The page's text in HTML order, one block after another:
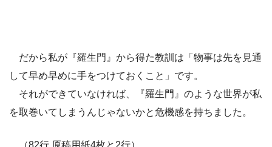
だから私が『羅生門』から得た教訓は「物事は先を見通
して早め早めに手をつけておくこと」です。
それができていなければ、『羅生門』のような世界が私
を取巻いてしまうんじゃないかと危機感を持ちました。
（82行,原稿用紙4枚と2行）